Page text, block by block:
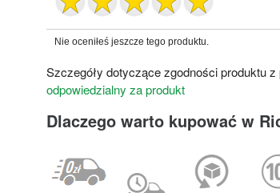
Nie oceniłeś jeszcze tego produktu.
Szczegóły dotyczące zgodności produktu z
odpowiedzialny za produkt
Dlaczego warto kupować w